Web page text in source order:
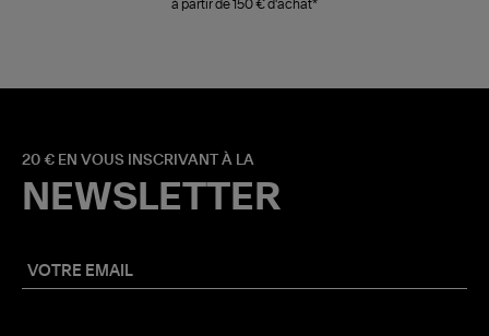
à partir de 150 € d'achat*
20 € EN VOUS INSCRIVANT À LA
NEWSLETTER